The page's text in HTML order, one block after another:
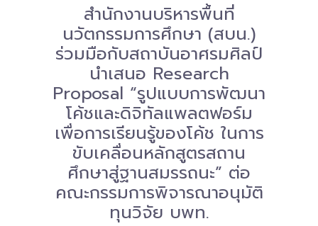
-- เอกสารเผยแพร่
เกี่ยวกับเรา
-- รู้จัก พื้นที่นวัตกรรมการศึกษา
-- คณะกรรมการนโยบายพื้นที่นวัตกรรมการศึกษา
-- คณะอนุกรรมการ 6 คณะ
-- ทีมงาน สบน.
ติดต่อเรา
สำนักงานบริหารพื้นที่
นวัตกรรมการศึกษา (สบน.)
ร่วมมือกับสถาบันอาศรมศิลป์
นำเสนอ Research
Proposal “รูปแบบการพัฒนา
โค้ชและดิจิทัลแพลตฟอร์ม
เพื่อการเรียนรู้ของโค้ช ในการ
ขับเคลื่อนหลักสูตรสถาน
ศึกษาสู่ฐานสมรรถนะ” ต่อ
คณะกรรมการพิจารณาอนุมัติ
ทุนวิจัย บพท.